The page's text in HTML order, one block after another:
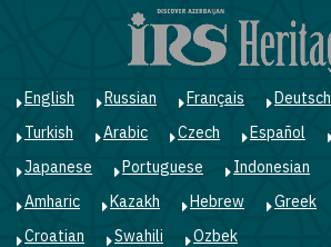
English Russian Français Deutsch
Turkish
Arabic Czech Español
Japanese
Portuguese Indonesian
Amharic
Kazakh Hebrew Greek
Croatian
Swahili Ozbek